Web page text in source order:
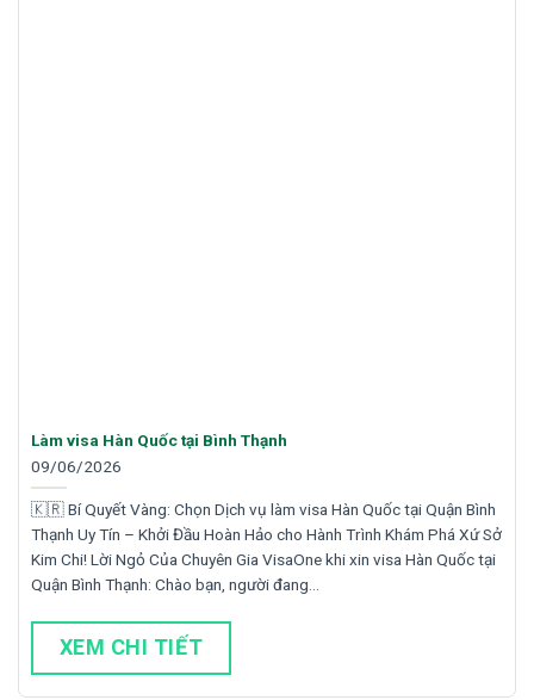
Làm visa Hàn Quốc tại Bình Thạnh
09/06/2026
🇰🇷 Bí Quyết Vàng: Chọn Dịch vụ làm visa Hàn Quốc tại Quận Bình
Thạnh Uy Tín – Khởi Đầu Hoàn Hảo cho Hành Trình Khám Phá Xứ Sở
Kim Chi! Lời Ngỏ Của Chuyên Gia VisaOne khi xin visa Hàn Quốc tại
Quận Bình Thạnh: Chào bạn, người đang…
XEM CHI TIẾT